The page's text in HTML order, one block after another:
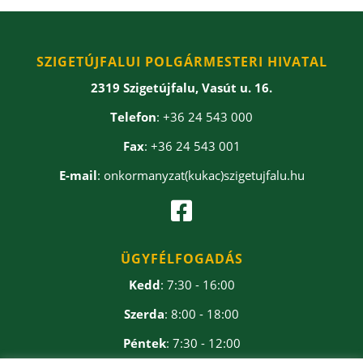
SZIGETÚJFALUI POLGÁRMESTERI HIVATAL
2319 Szigetújfalu, Vasút u. 16.
Telefon: +36 24 543 000
Fax: +36 24 543 001
E-mail: onkormanyzat(kukac)szigetujfalu.hu

ÜGYFÉLFOGADÁS
Kedd: 7:30 - 16:00
Szerda: 8:00 - 18:00
Péntek: 7:30 - 12:00